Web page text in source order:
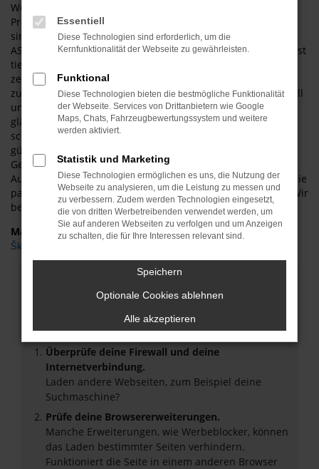
Wenn Sie einen Škoda Kodiaq Gebrauchtwagen zu Top-
Preisen und Top-Konditionen kaufen oder mieten möchten,
sind Sie bei uns für Halberstadt an der richtigen Stelle. Die
ASM Autovermietung punktet mit 26 Jahren Erfahrung und ist
tief im Harz und der Umgebung verwurzelt. Nicht nur das
zeichnet ASM Autoservice Meißner für Halberstadt aus,
zusätzlich gibt es eine große Auswahl anŠkodaModellen. All
unsere Škoda Kodiaq Gebrauchtwagen für Halberstadt
glänzen mit einer Vollausstattung. Sie werden staunen, wie
schnell es von Halberstadt zu uns und zu unseren überaus
günstigen Angeboten an Fahrzeugen von Škoda Kodiaq
Gebrauchtwagen geht. Kommen Sie gerne bei ASM
Autoservice Meißner vorbei und informieren Sie sich über die
passende Škoda Kodiaq Gebrauchtwagen für Halberstadt. Wir
beraten Sie gerne!
Marken
Škoda
Fehler: Network Error
Beim Laden ist ein Fehler aufgetreten.
Hier sind ein paar Tipps, die dir helfen können:
Überprüfe deine Firewall und deine
Internetverbindung.
Laden andere Webseiten, zum Beispiel deine
Suchmaschine?
Prüfe deine Browsererweiterungen.
Manche Erweiterungen, wie Werbeblocker, können
das Laden bestimmter Seiten verhindern.
Funktioniert die Seite in einem anderen Browser
Essentiell
Diese Technologien sind erforderlich, um die
Kernfunktionalität der Webseite zu gewährleisten.
Funktional
Diese Technologien bieten die bestmögliche Funktionalität
der Webseite. Services von Drittanbietern wie Google
Maps, Chats, Fahrzeugbewertungssystem und weitere
werden aktiviert.
Statistik und Marketing
Diese Technologien ermöglichen es uns, die Nutzung der
Webseite zu analysieren, um die Leistung zu messen und
zu verbessern. Zudem werden Technologien eingesetzt,
die von dritten Werbetreibenden verwendet werden, um
Sie auf anderen Webseiten zu verfolgen und um Anzeigen
zu schalten, die für Ihre Interessen relevant sind.
Speichern
Optionale Cookies ablehnen
Alle akzeptieren